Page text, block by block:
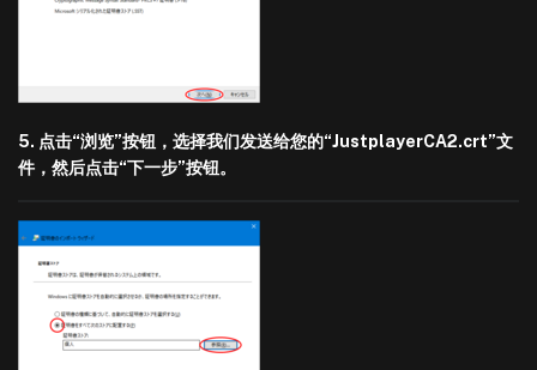
5. 点击“浏览”按钮，选择我们发送给您的“JustplayerCA2.crt”文
件，然后点击“下一步”按钮。